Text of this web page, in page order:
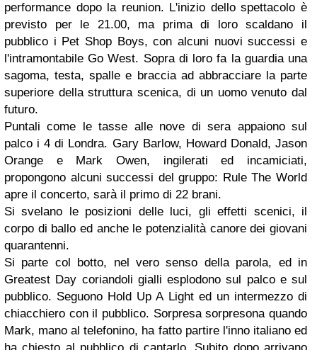
performance dopo la reunion. L'inizio dello spettacolo è
previsto per le 21.00, ma prima di loro scaldano il
pubblico i Pet Shop Boys, con alcuni nuovi successi e
l'intramontabile Go West. Sopra di loro fa la guardia una
sagoma, testa, spalle e braccia ad abbracciare la parte
superiore della struttura scenica, di un uomo venuto dal
futuro.
Puntali come le tasse alle nove di sera appaiono sul
palco i 4 di Londra. Gary Barlow, Howard Donald, Jason
Orange e Mark Owen, ingilerati ed incamiciati,
propongono alcuni successi del gruppo: Rule The World
apre il concerto, sarà il primo di 22 brani.
Si svelano le posizioni delle luci, gli effetti scenici, il
corpo di ballo ed anche le potenzialità canore dei giovani
quarantenni.
Si parte col botto, nel vero senso della parola, ed in
Greatest Day coriandoli gialli esplodono sul palco e sul
pubblico. Seguono Hold Up A Light ed un intermezzo di
chiacchiero con il pubblico. Sorpresa sorpresona quando
Mark, mano al telefonino, ha fatto partire l'inno italiano ed